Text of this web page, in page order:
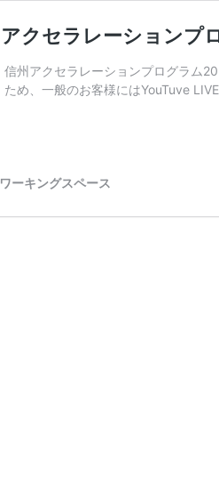
アクセラレーション
信州アクセラレーションプログラム
ため、一般のお客様にはYouTuve
ーキングスペース